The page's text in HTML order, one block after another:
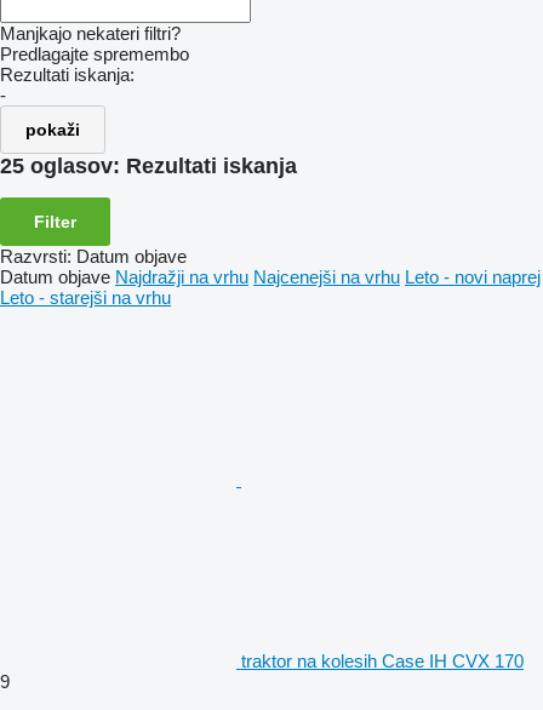
Manjkajo nekateri filtri?
Predlagajte spremembo
Rezultati iskanja:
-
pokaži
25 oglasov: Rezultati iskanja
Filter
Razvrsti: Datum objave
Datum objave Najdražji na vrhu Najcenejši na vrhu Leto - novi naprej
Leto - starejši na vrhu
traktor na kolesih Case IH CVX 170
9